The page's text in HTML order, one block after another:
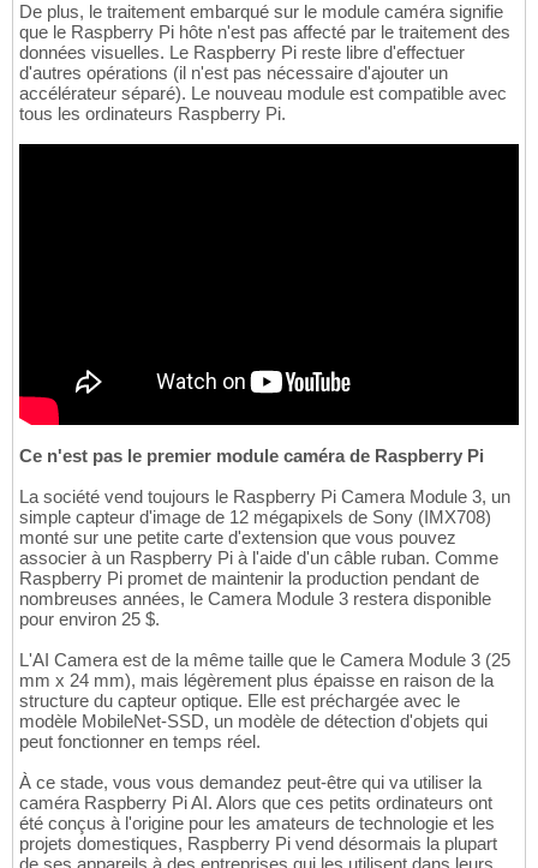
De plus, le traitement embarqué sur le module caméra signifie
que le Raspberry Pi hôte n'est pas affecté par le traitement des
données visuelles. Le Raspberry Pi reste libre d'effectuer
d'autres opérations (il n'est pas nécessaire d'ajouter un
accélérateur séparé). Le nouveau module est compatible avec
tous les ordinateurs Raspberry Pi.
Ce n'est pas le premier module caméra de Raspberry Pi
La société vend toujours le Raspberry Pi Camera Module 3, un
simple capteur d'image de 12 mégapixels de Sony (IMX708)
monté sur une petite carte d'extension que vous pouvez
associer à un Raspberry Pi à l'aide d'un câble ruban. Comme
Raspberry Pi promet de maintenir la production pendant de
nombreuses années, le Camera Module 3 restera disponible
pour environ 25 $.
L'AI Camera est de la même taille que le Camera Module 3 (25
mm x 24 mm), mais légèrement plus épaisse en raison de la
structure du capteur optique. Elle est préchargée avec le
modèle MobileNet-SSD, un modèle de détection d'objets qui
peut fonctionner en temps réel.
À ce stade, vous vous demandez peut-être qui va utiliser la
caméra Raspberry Pi AI. Alors que ces petits ordinateurs ont
été conçus à l'origine pour les amateurs de technologie et les
projets domestiques, Raspberry Pi vend désormais la plupart